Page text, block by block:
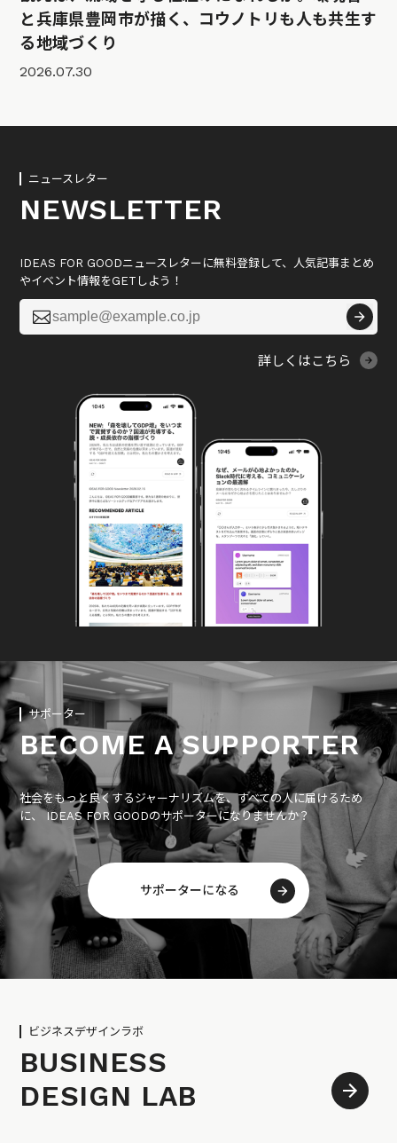
と兵庫県豊岡市が描く、コウノトリも人も共生す
る地域づくり
2026.07.30
ニュースレター
NEWSLETTER
IDEAS FOR GOODニュースレターに無料登録して、人気記事まとめ
やイベント情報をGETしよう！

詳しくはこちら
サポーター
BECOME A SUPPORTER
社会をもっと良くするジャーナリズムを、すべての人に届けるため
に、 IDEAS FOR GOODのサポーターになりませんか？
サポーターになる
ビジネスデザインラボ
BUSINESS
DESIGN LAB